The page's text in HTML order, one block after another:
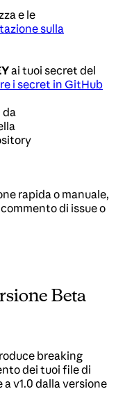
e le
sulla
ai tuoi secret del
i secret in GitHub
da
rapida o manuale,
di issue o
Beta
breaking
dei tuoi file di
a v1.0 dalla versione